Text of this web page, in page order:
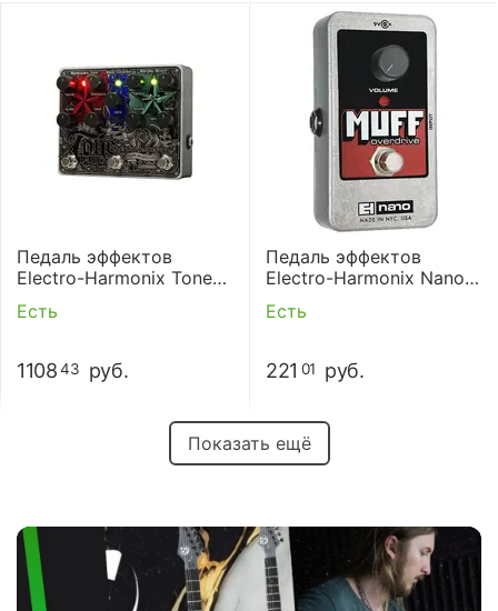
Педаль эффектов
Electro-Harmonix Tone
Tattoo
Есть
1108 43 руб.
Педаль эффектов
Electro-Harmonix Nano
Muff Overdrive
Есть
221 01 руб.
Показать ещё